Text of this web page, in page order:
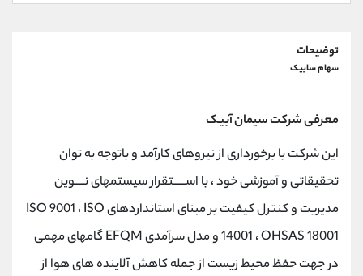
توضیحات
سهام سابیک
معرفی شرکت سیمان آبیک
این شرکت با برخورداری از نیروهای کارآمد و باتوجه به توان
تحقیقاتی و آموزشی خود ، با اســـــتقرار سیستمهای نــــوین
مدیریت و کنترل کیفیت بر مبنای استانداردهای ISO 9001 ، ISO
14001 ، OHSAS 18001 و مدل سرآمدی EFQM گامهای مهمی
در جهت حفظ محیط زیست از جمله کاهش آلاینده های هوا از